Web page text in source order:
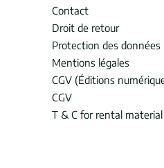
Contact
Droit de retour
Protection des données
Mentions légales
CGV (Éditions
CGV
T & C for rental material